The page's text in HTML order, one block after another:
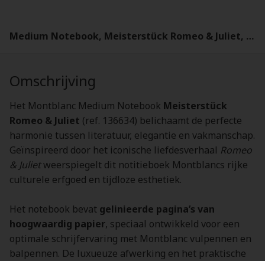
Medium Notebook, Meisterstück Romeo & Juliet, Lined Pages - 136634
Omschrijving
Het Montblanc Medium Notebook Meisterstück
Romeo & Juliet (ref. 136634) belichaamt de perfecte
harmonie tussen literatuur, elegantie en vakmanschap.
Geïnspireerd door het iconische liefdesverhaal Romeo
& Julietweerspiegelt dit notitieboek Montblancs rijke
culturele erfgoed en tijdloze esthetiek.
Het notebook bevat gelinieerde pagina’s van
hoogwaardig papier, speciaal ontwikkeld voor een
optimale schrijfervaring met Montblanc vulpennen en
balpennen. De luxueuze afwerking en het praktische